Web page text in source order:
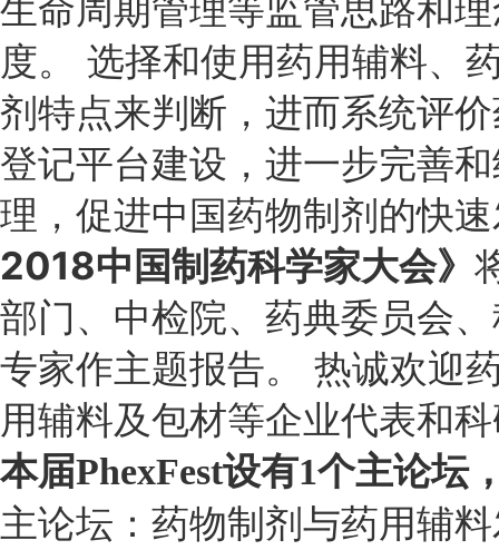
生命周期管理等监管思路和
度。 选择和使用药用辅料、
剂特点来判断，进而系统评
登记平台建设，进一步完善
理，促进中国药物制剂的快
2018中国制药科学家大会》
部门、中检院、药典委员会
专家作主题报告。 热诚欢迎
用辅料及包材等企业代表和
本届PhexFest设有1个主论坛
主论坛：药物制剂与药用辅